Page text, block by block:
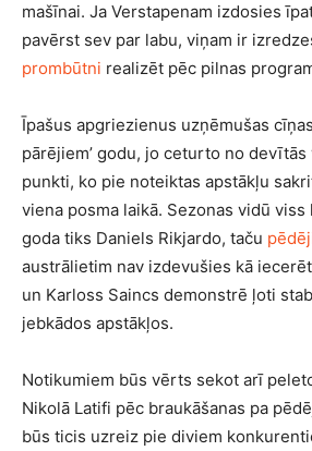
mašīnai. Ja Verstapenam izdosies
pavērst sev par labu, viņam ir
prombūtni realizēt pēc pilnas
Īpašus apgriezienus uzņēmušas
pārējiem’ godu, jo ceturto no
punkti, ko pie noteiktas apstākļu
viena posma laikā. Sezonas vidū
goda tiks Daniels Rikjardo, taču
austrālietim nav izdevušies kā
un Karloss Saincs demonstrē ļoti
jebkādos apstākļos.
Notikumiem būs vērts sekot arī
Nikolā Latifi pēc braukāšanas pa
būs ticis uzreiz pie diviem